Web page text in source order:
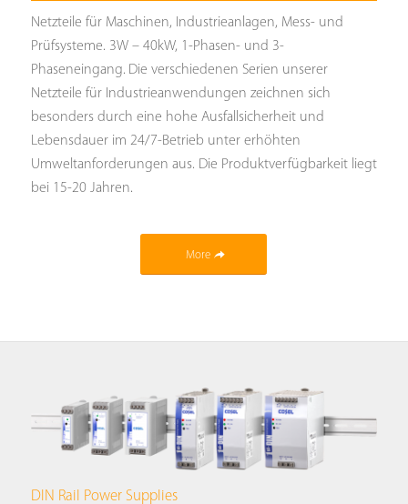
Netzteile für Maschinen, Industrieanlagen, Mess- und
Prüfsysteme. 3W – 40kW, 1-Phasen- und 3-
Phaseneingang. Die verschiedenen Serien unserer
Netzteile für Industrieanwendungen zeichnen sich
besonders durch eine hohe Ausfallsicherheit und
Lebensdauer im 24/7-Betrieb unter erhöhten
Umweltanforderungen aus. Die Produktverfügbarkeit liegt
bei 15-20 Jahren.
More
DIN Rail Power Supplies